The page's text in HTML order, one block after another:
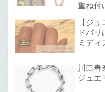
重ね付
【ジ
ドパ
ミディ
川口
ジュエ